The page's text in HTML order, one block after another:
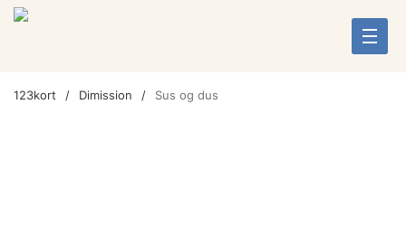
123kort Dimission Sus og dus